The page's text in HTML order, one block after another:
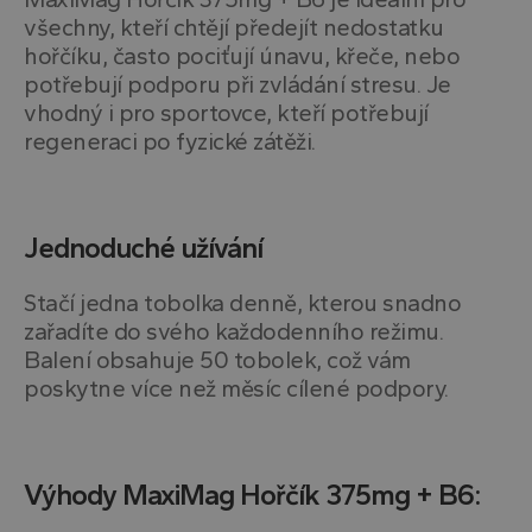
všechny, kteří chtějí předejít nedostatku
hořčíku, často pociťují únavu, křeče, nebo
potřebují podporu při zvládání stresu. Je
vhodný i pro sportovce, kteří potřebují
regeneraci po fyzické zátěži.
Jednoduché užívání
Stačí jedna tobolka denně, kterou snadno
zařadíte do svého každodenního režimu.
Balení obsahuje 50 tobolek, což vám
poskytne více než měsíc cílené podpory.
Výhody MaxiMag Hořčík 375mg + B6: